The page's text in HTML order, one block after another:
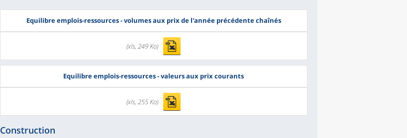
Equilibre emplois-ressources - volumes aux prix de l'année précédente chaînés
(xls, 249 Ko)
Equilibre emplois-ressources - valeurs aux prix courants
(xls, 255 Ko)
Construction